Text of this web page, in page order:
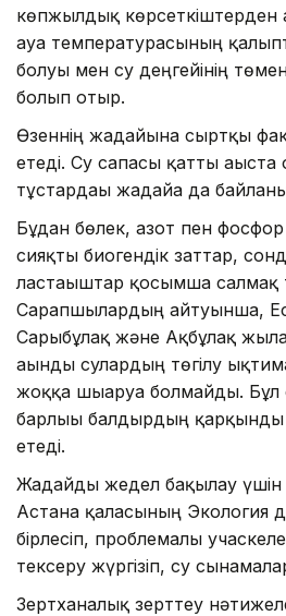
көпжылдық көрсеткіштерден
ауа температурасының
болуы мен су деңгейінің
болып отыр.
Өзеннің жағдайына сыртқы
етеді. Су сапасы қатты ағыста
тұстардағы жағдайға да
Бұдан бөлек, азот пен
сияқты биогендік заттар,
ластағыштар қосымша салмақ
Сарапшылардың айтуынша,
Сарыбұлақ және Ақбұлақ
ағынды сулардың төгілу
жоққа шығаруға болмайды.
барлығы балдырдың
етеді.
Жағдайды жедел бақылау үшін
Астана қаласының Экология
бірлесіп, проблемалы
тексеру жүргізіп, су
Зертханалық зерттеу